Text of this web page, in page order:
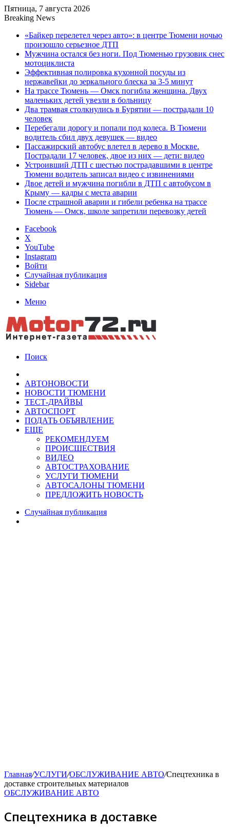
Пятница, 7 августа 2026
Breaking News
«Байкер перелетел через авто»: в центре Тюмени ночью
произошло серьезное ДТП
Мужчина остался без ноги. Под Тюменью грузовик снес
мотоциклиста
Эффективная полировка кухонной посуды из
нержавейки до зеркального блеска за 3-5 минут
На трассе Тюмень — Омск погибла женщина. Двух
маленьких детей увезли в больницу
Два трамвая столкнулись в Бурятии — пострадали 10
человек
Перебегали дорогу и попали под колеса. В Тюмени
водитель сбил двух девушек — видео
Пассажирский автобус влетел в дерево в Москве.
Пострадали 17 человек, двое из них — дети: видео
Устроивший ДТП с шестью пострадавшими в центре
Тюмени водитель записал видео с извинениями
Двое детей и мужчина погибли в ДТП с автобусом в
Крыму — кадры с места аварии
После страшной аварии и гибели ребенка на трассе
Тюмень — Омск, школе запретили перевозку детей
Facebook
X
YouTube
Instagram
Войти
Случайная публикация
Sidebar
Меню
Поиск
АВТОНОВОСТИ
НОВОСТИ ТЮМЕНИ
ТЕСТ-ДРАЙВЫ
АВТОСПОРТ
ПОДАТЬ ОБЪЯВЛЕНИЕ
ЕЩЕ
РЕКОМЕНДУЕМ
ПРОИСШЕСТВИЯ
ВИДЕО
АВТОСТРАХОВАНИЕ
УСЛУГИ ТЮМЕНИ
АВТОСАЛОНЫ ТЮМЕНИ
ПРЕДЛОЖИТЬ НОВОСТЬ
Случайная публикация
Главная/УСЛУГИ/ОБСЛУЖИВАНИЕ АВТО/Спецтехника в
доставке строительных материалов
ОБСЛУЖИВАНИЕ АВТО
Спецтехника в доставке